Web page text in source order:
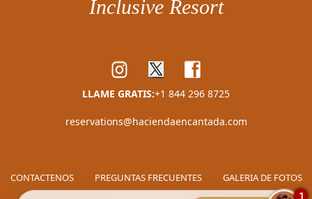
Inclusive Resort
LLAME GRATIS:+1 844 296 8725
reservations@haciendaencantada.com
CONTACTENOS PREGUNTAS FRECUENTES GALERIA DE FOTOS
1